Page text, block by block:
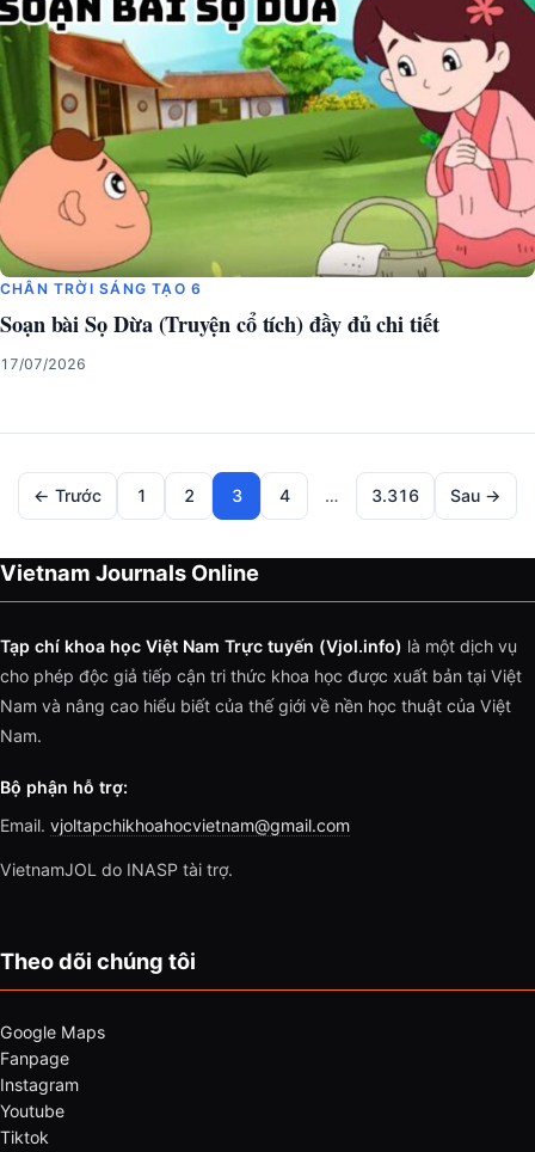
CHÂN TRỜI SÁNG TẠO 6
Soạn bài Sọ Dừa (Truyện cổ tích) đầy đủ chi tiết
17/07/2026
← Trước 1 2 3 4 … 3.316 Sau →
Vietnam Journals Online
Tạp chí khoa học Việt Nam Trực tuyến (Vjol.info) là một dịch vụ
cho phép độc giả tiếp cận tri thức khoa học được xuất bản tại Việt
Nam và nâng cao hiểu biết của thế giới về nền học thuật của Việt
Nam.
Bộ phận hỗ trợ:
Email. vjoltapchikhoahocvietnam@gmail.com
VietnamJOL do INASP tài trợ.
Theo dõi chúng tôi
Google Maps
Fanpage
Instagram
Youtube
Tiktok